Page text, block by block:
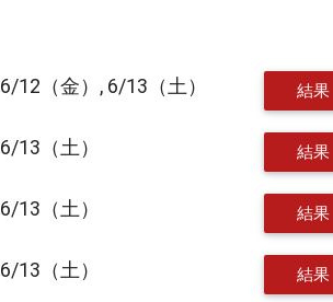
6/12（金）, 6/13（土） 結果
6/13（土） 結果
6/13（土） 結果
6/13（土） 結果